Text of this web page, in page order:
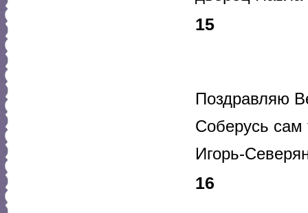
15
Поздравляю
Соберусь сам
Игорь-
16